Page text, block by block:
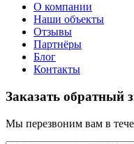
О компании
Наши объекты
Отзывы
Партнёры
Блог
Контакты
Заказать обратный
Мы перезвоним вам в